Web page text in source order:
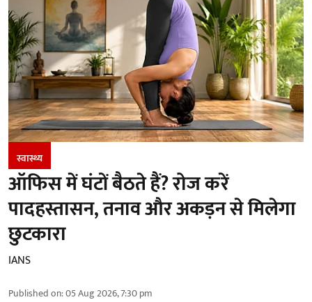
स्वास्थ्य
ऑफिस में घंटों बैठते हैं? रोज करें
पादहस्तासन, तनाव और अकड़न से मिलेगा
छुटकारा
IANS
Published on:05 Aug 2026, 7:30 pm